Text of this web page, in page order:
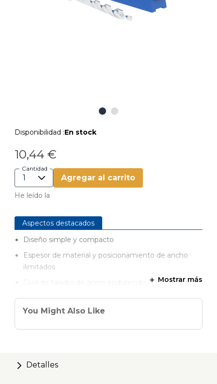
Disponibilidad :En stock
10,44 €
Cantidad
Agregar al carrito
He leído la
Aspectos destacados
Diseño simple y compacto
Espesor de material y posicionamiento de ancho
ilimitados
Agujero de alivio para virutas para facilitar el taladrado
Cuerpo de nylon reforzado con fibra de vidrio
Guía para ayudar a asentar completamente los
Mostrar más
You Might Also Like
Detalles